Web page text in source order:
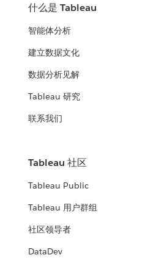
什么是 Tableau
智能体分析
建立数据文化
数据分析见解
Tableau 研究
联系我们
Tableau 社区
Tableau Public
Tableau 用户群组
社区领导者
DataDev